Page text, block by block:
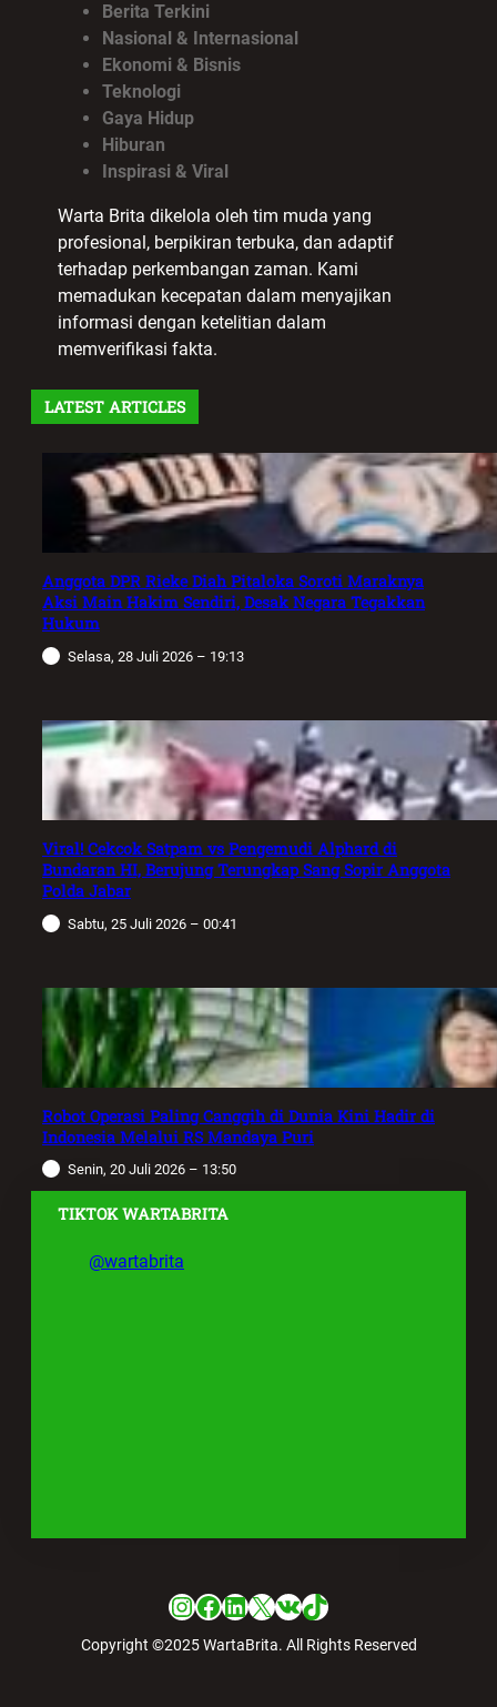
Berita Terkini
Nasional & Internasional
Ekonomi & Bisnis
Teknologi
Gaya Hidup
Hiburan
Inspirasi & Viral
Warta Brita dikelola oleh tim muda yang
profesional, berpikiran terbuka, dan adaptif
terhadap perkembangan zaman. Kami
memadukan kecepatan dalam menyajikan
informasi dengan ketelitian dalam
memverifikasi fakta.
LATEST ARTICLES
Anggota DPR Rieke Diah Pitaloka Soroti Maraknya
Aksi Main Hakim Sendiri, Desak Negara Tegakkan
Hukum
Selasa, 28 Juli 2026 – 19:13
Viral! Cekcok Satpam vs Pengemudi Alphard di
Bundaran HI, Berujung Terungkap Sang Sopir Anggota
Polda Jabar
Sabtu, 25 Juli 2026 – 00:41
Robot Operasi Paling Canggih di Dunia Kini Hadir di
Indonesia Melalui RS Mandaya Puri
Senin, 20 Juli 2026 – 13:50
TIKTOK WARTABRITA
@wartabrita
Instagram
Facebook
LinkedIn
X VKTikTok
Copyright ©2025 WartaBrita. All Rights Reserved